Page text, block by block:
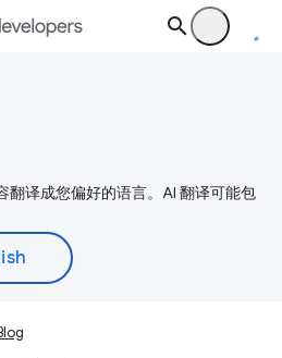
翻译成您偏好的语言。AI 翻译可能包